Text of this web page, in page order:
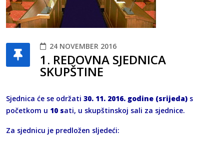
24 NOVEMBER 2016
1. REDOVNA SJEDNICA
SKUPŠTINE
Sjednica će se održati 30. 11. 2016. godine (srijeda) s
početkom u 10 sati, u skupštinskoj sali za sjednice.
Za sjednicu je predložen sljedeći: